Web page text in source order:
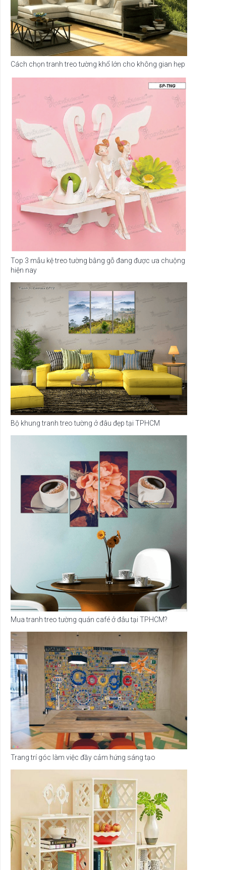
Cách chọn tranh treo tường khổ lớn cho không gian hẹp
Top 3 mẫu kệ treo tường bằng gỗ đang được ưa chuộng
hiện nay
Bộ khung tranh treo tường ở đâu đẹp tại TPHCM
Mua tranh treo tường quán café ở đâu tại TPHCM?
Trang trí góc làm việc đầy cảm hứng sáng tạo